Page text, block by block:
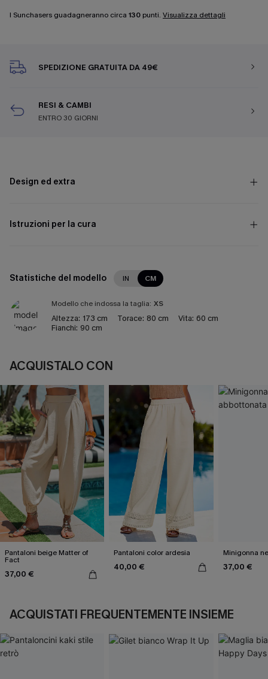
I Sunchasers guadagneranno circa 130 punti. Visualizza dettagli
SPEDIZIONE GRATUITA DA 49€
RESI & CAMBI
ENTRO 30 GIORNI
Design ed extra
Istruzioni per la cura
Statistiche del modello IN CM
Modello che indossa la taglia: XS
Altezza: 173 cm Torace: 80 cm Vita: 60 cm
Fianchi: 90 cm
ACQUISTALO CON
Pantaloni beige Matter of
Fact
37,00 €
Pantaloni color ardesia
40,00 €
Minigonna
37,00 €
ACQUISTATI FREQUENTEMENTE INSIEME